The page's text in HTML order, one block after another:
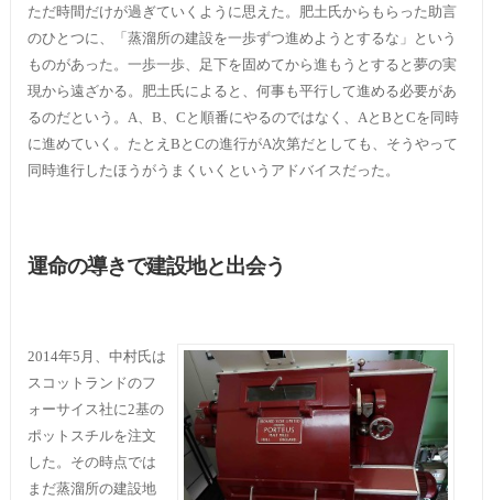
ただ時間だけが過ぎていくように思えた。肥土氏からもらった助言
のひとつに、「蒸溜所の建設を一歩ずつ進めようとするな」という
ものがあった。一歩一歩、足下を固めてから進もうとすると夢の実
現から遠ざかる。肥土氏によると、何事も平行して進める必要があ
るのだという。A、B、Cと順番にやるのではなく、AとBとCを同時
に進めていく。たとえBとCの進行がA次第だとしても、そうやって
同時進行したほうがうまくいくというアドバイスだった。
運命の導きで建設地と出会う
2014年5月、中村氏は
スコットランドのフ
ォーサイス社に2基の
ポットスチルを注文
した。その時点では
まだ蒸溜所の建設地